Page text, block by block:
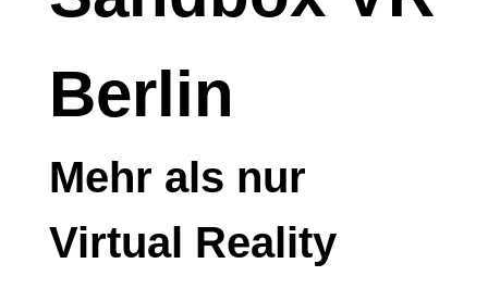
Berlin
Mehr als nur
Virtual Reality